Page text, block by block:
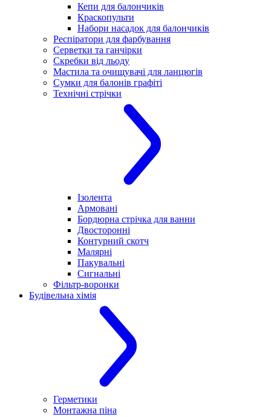
Кепи для балончиків
Краскопульти
Набори насадок для балончиків
Респіратори для фарбування
Серветки та ганчірки
Скребки від льоду
Мастила та очищувачі для ланцюгів
Сумки для балонів графіті
Технічні стрічки
Ізолента
Армовані
Бордюрна стрічка для ванни
Двосторонні
Контурний скотч
Малярні
Пакувальні
Сигнальні
Фільтр-воронки
Будівельна хімія
Герметики
Монтажна піна